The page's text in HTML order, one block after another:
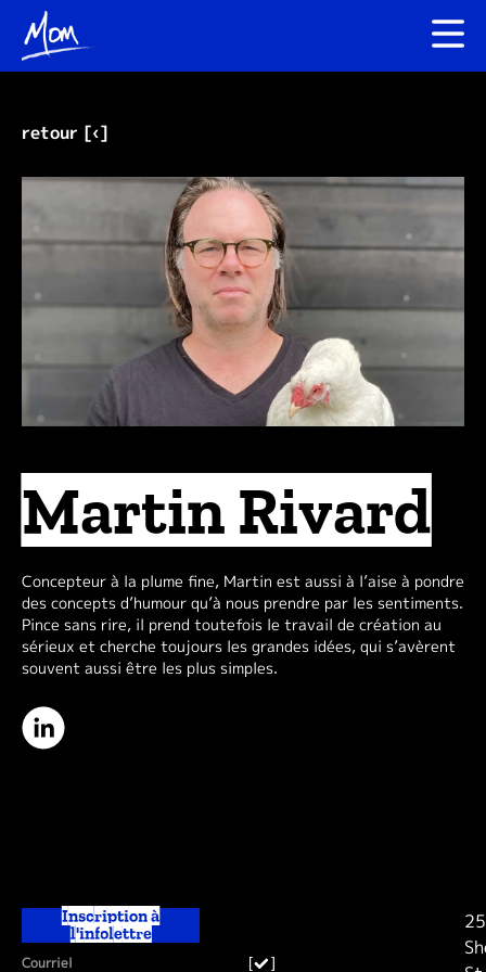
retour [‹]
Martin Rivard
Concepteur à la plume fine, Martin est aussi à l’aise à pondre
des concepts d’humour qu’à nous prendre par les sentiments.
Pince sans rire, il prend toutefois le travail de création au
sérieux et cherche toujours les grandes idées, qui s’avèrent
souvent aussi être les plus simples.
Inscription à
l'infolettre
[ ]